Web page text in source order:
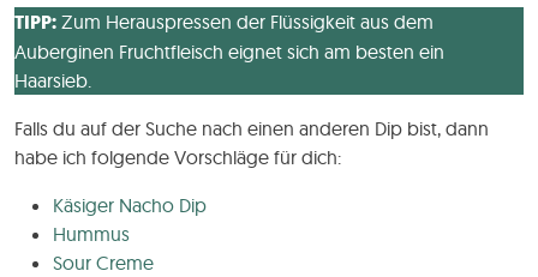
TIPP: Zum Herauspressen der Flüssigkeit aus dem
Auberginen Fruchtfleisch eignet sich am besten ein
Haarsieb.
Falls du auf der Suche nach einen anderen Dip bist, dann
habe ich folgende Vorschläge für dich:
Käsiger Nacho Dip
Hummus
Sour Creme